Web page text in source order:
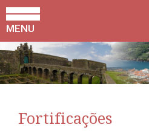
MENU
Fortificações